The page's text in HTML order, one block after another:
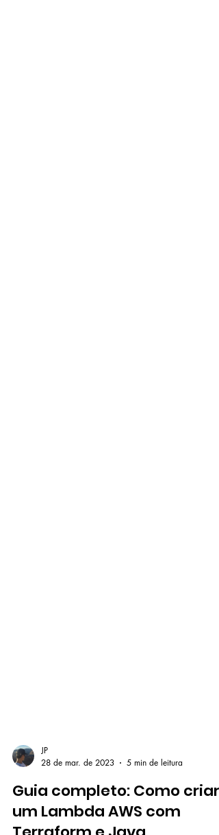
28 de mar. de 2023
5 min de leitura
Guia completo: Como criar